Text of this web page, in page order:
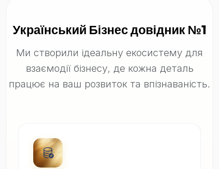
Український Бізнес довідник №1
Ми створили ідеальну екосистему для
взаємодії бізнесу, де кожна деталь
працює на ваш розвиток та впізнаваність.